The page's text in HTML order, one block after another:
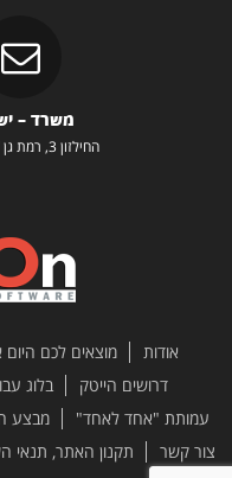
משרד –
החילזון 3, רמת גן 5252267
אודות מוצאים לכם
דרושים הייטק
בלוג
עמותת "אחד לאחד"
מבצע
צור קשר
תקנון האתר, תנאי